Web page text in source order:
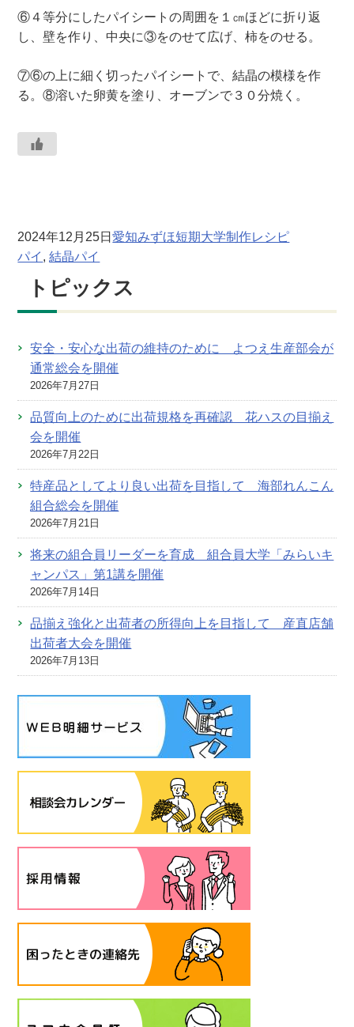
⑥４等分にしたパイシートの周囲を１㎝ほどに折り返
し、壁を作り、中央に③をのせて広げ、柿をのせる。
⑦⑥の上に細く切ったパイシートで、結晶の模様を作
る。⑧溶いた卵黄を塗り、オーブンで３０分焼く。
2024年12月25日愛知みずほ短期大学制作レシピ
パイ , 結晶パイ
トピックス
安全・安心な出荷の維持のために よつえ生産部会が
通常総会を開催
2026年7月27日
品質向上のために出荷規格を再確認 花ハスの目揃え
会を開催
2026年7月22日
特産品としてより良い出荷を目指して 海部れんこん
組合総会を開催
2026年7月21日
将来の組合員リーダーを育成 組合員大学「みらいキ
ャンパス」第1講を開催
2026年7月14日
品揃え強化と出荷者の所得向上を目指して 産直店舗
出荷者大会を開催
2026年7月13日